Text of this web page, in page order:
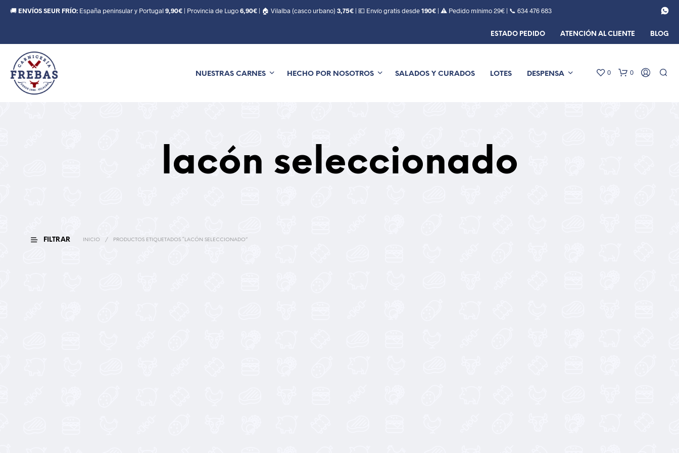
🚚 ENVÍOS SEUR FRÍO: España peninsular y Portugal9,90€ | Provincia de Lugo6,90€ | 🏠 Vilalba (casco urbano) 3,75€ | 💶 Envío gratis desde190€ | ⚠️ Pedido mínimo 29€ | 📞 634 476 683
ESTADO PEDIDO ATENCIÓN AL CLIENTE BLOG
NUESTRAS CARNES HECHO POR NOSOTROS SALADOS Y CURADOS LOTES DESPENSA 0 0
lacón seleccionado
FILTRAR INICIO / PRODUCTOS ETIQUETADOS “LACÓN SELECCIONADO”